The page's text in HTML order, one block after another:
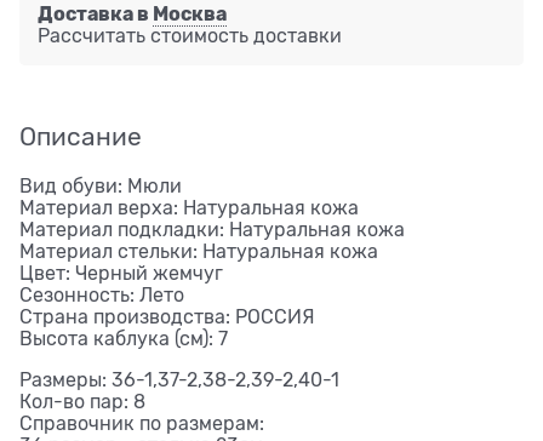
Доставка в Москва
Рассчитать стоимость доставки
Описание
Вид обуви: Мюли
Материал верха: Натуральная кожа
Материал подкладки: Натуральная кожа
Материал стельки: Натуральная кожа
Цвет: Черный жемчуг
Сезонность: Лето
Страна производства: РОССИЯ
Высота каблука (см): 7
Размеры: 36-1,37-2,38-2,39-2,40-1
Кол-во пар: 8
Справочник по размерам: